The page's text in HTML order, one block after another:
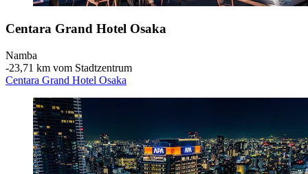
Centara Grand Hotel Osaka
Namba
‐23,71 km vom Stadtzentrum
Centara Grand Hotel Osaka